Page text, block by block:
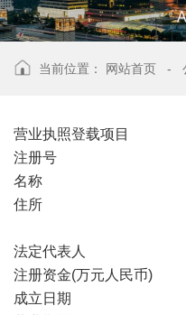
当前位置： 网站首页 -
营业执照登载项目
注册号
名称
住所
法定代表人
注册资金(万元人民币)
成立日期